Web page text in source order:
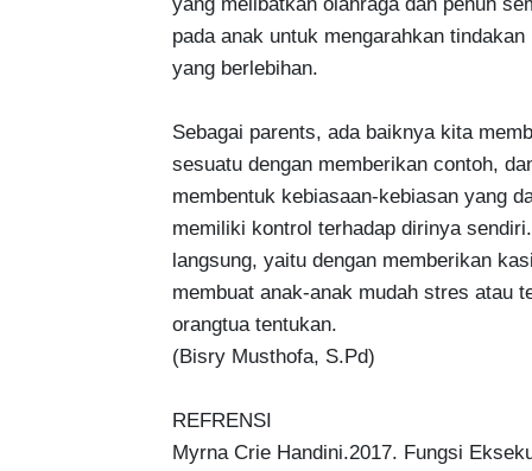
pada anak untuk mengarahkan
yang berlebihan.
Sebagai parents, ada baiknya kita
sesuatu dengan memberikan contoh,
membentuk kebiasaan-kebiasan yang
memiliki kontrol terhadap dirinya
langsung, yaitu dengan memberikan
membuat anak-anak mudah stres atau
orangtua tentukan.
(Bisry Musthofa, S.Pd)
REFRENSI
Myrna Crie Handini.2017. Fungsi